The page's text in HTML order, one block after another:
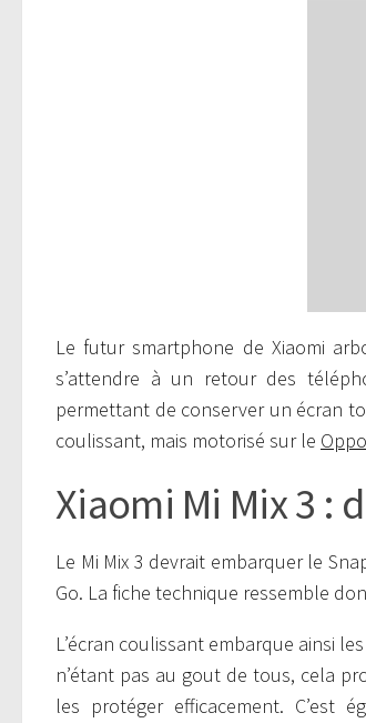
Le futur smartphone de Xiaomi
s’attendre à un retour des
permettant de conserver un écran
coulissant, mais motorisé sur le Oppo
Xiaomi Mi Mix 3 :
Le Mi Mix 3 devrait embarquer le
Go. La fiche technique ressemble
L’écran coulissant embarque ainsi
n’étant pas au gout de tous, cela
les protéger efficacement. C’est